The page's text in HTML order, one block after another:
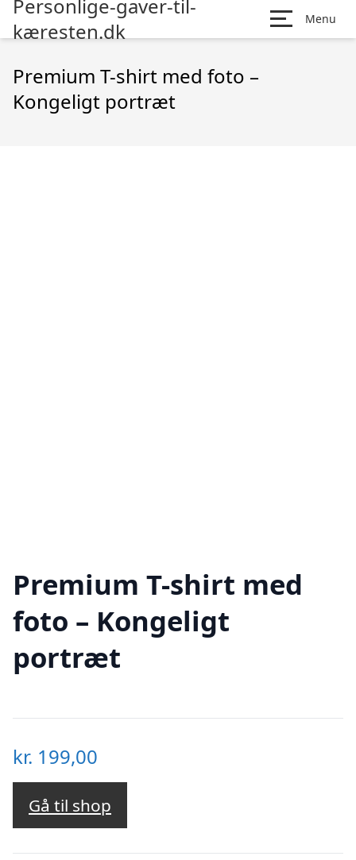
Personlige-gaver-til-
kæresten.dk
Menu
Premium T-shirt med foto –
Kongeligt portræt
Premium T-shirt med
foto – Kongeligt
portræt
kr. 199,00
Gå til shop